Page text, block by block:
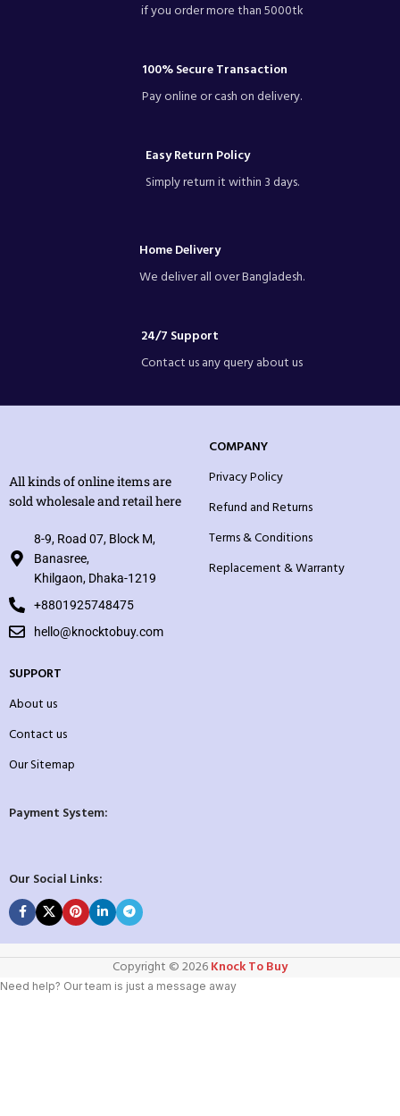
if you order more than 5000tk
100% Secure Transaction
Pay online or cash on delivery.
Easy Return Policy
Simply return it within 3 days.
Home Delivery
We deliver all over Bangladesh.
24/7 Support
Contact us any query about us
All kinds of online items are
sold wholesale and retail here
8-9, Road 07, Block M,
Banasree,
Khilgaon, Dhaka-1219
+8801925748475
hello@knocktobuy.com
COMPANY
Privacy Policy
Refund and Returns
Terms & Conditions
Replacement & Warranty
SUPPORT
About us
Contact us
Our Sitemap
Payment System:
Our Social Links:
Copyright ©️ 2026Knock To Buy
Need help? Our team is just a message away